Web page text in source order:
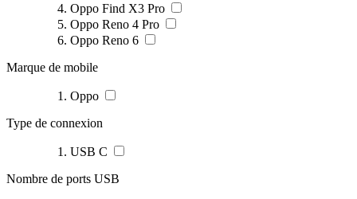
Oppo Find X3 Pro
Oppo Reno 4 Pro
Oppo Reno 6
Marque de mobile
Oppo
Type de connexion
USB C
Nombre de ports USB